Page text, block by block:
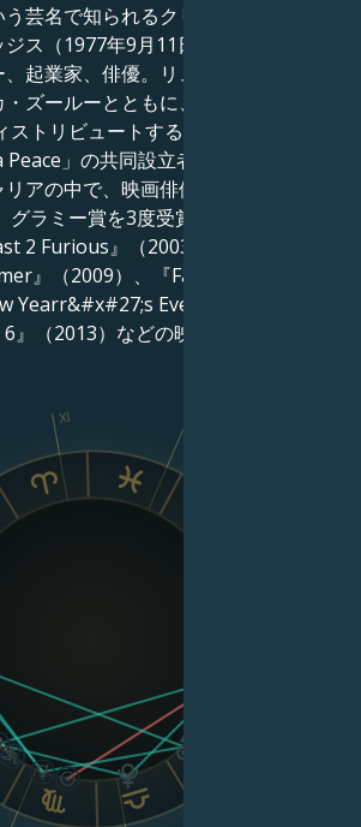
芸名で知られるクリストファー・ブ
ス（1977年9月11日生まれ）は、ア
起業家、俳優。リュダクリスはマネ
ズールーとともに、Def Jam
トリビュートするインプリント
」の共同設立者である。リュダ
アの中で、映画俳優組合賞、批評家
ラミー賞を3度受賞している。俳優
2 Furious』（2003）、『Crash』
』（2009）、『Fast Five』
Yearr&#x#27;s Eve』（2011）、
』（2013）などの映画に出演。
X
XI